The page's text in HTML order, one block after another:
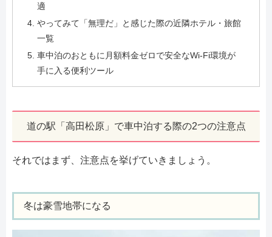
適
やってみて「無理だ」と感じた際の近隣ホテル・旅館
一覧
車中泊のおともに月額料金ゼロで安全なWi-Fi環境が
手に入る便利ツール
道の駅「高田松原」で車中泊する際の2つの注意点
それではまず、注意点を挙げていきましょう。
冬は豪雪地帯になる